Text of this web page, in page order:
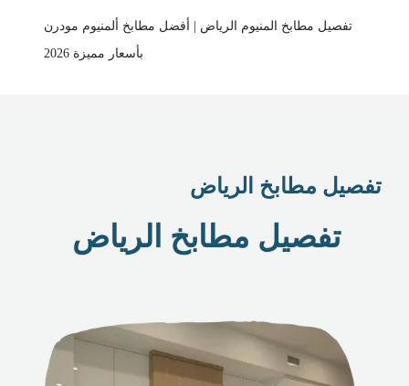
تفصيل مطابخ المنيوم الرياض | أفضل مطابخ ألمنيوم مودرن
بأسعار مميزة 2026
تفصيل مطابخ الرياض
تفصيل مطابخ الرياض